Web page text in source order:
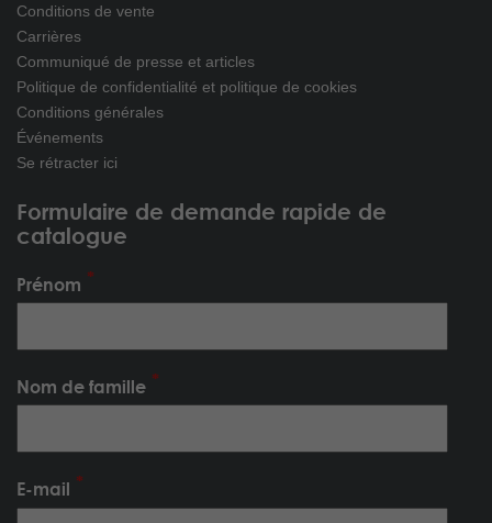
Conditions de vente
Carrières
Communiqué de presse et articles
Politique de confidentialité et politique de cookies
Conditions générales
Événements
Se rétracter ici
Formulaire de demande rapide de
catalogue
Prénom
Nom de famille
E-mail